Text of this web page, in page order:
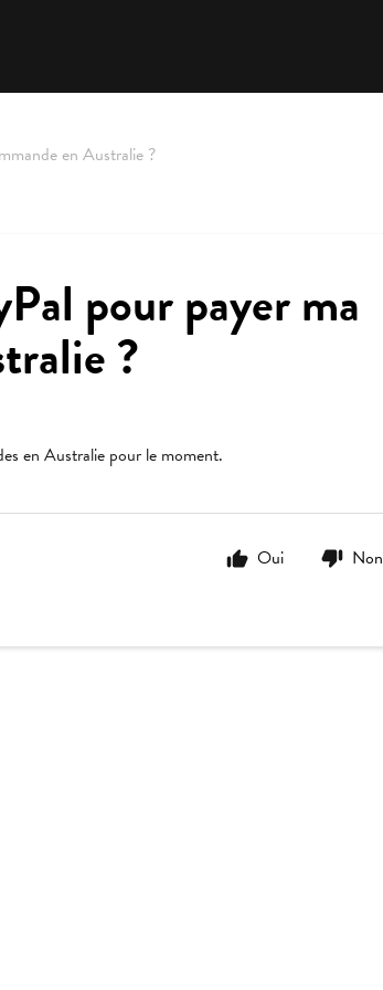
en Australie ?
pour payer ma
?
en Australie pour le moment.
Oui Non